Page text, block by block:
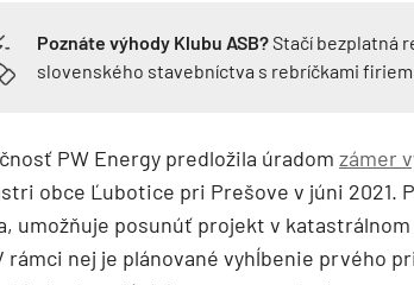
Poznáte výhody Klubu ASB?Stačí bezplatná
slovenského stavebníctva s rebríčkami
PW Energy predložila úradom zámer
obce Ľubotice pri Prešove v júni 2021.
umožňuje posunúť projekt v
rámci nej je plánované vyhĺbenie prvého